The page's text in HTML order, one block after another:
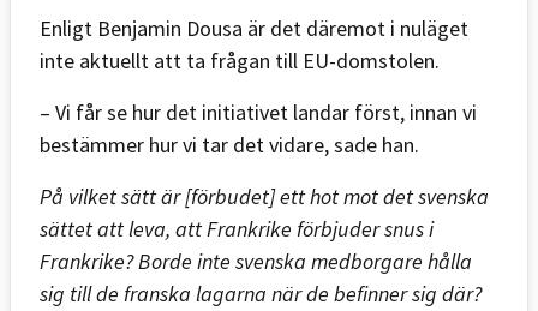
Enligt Benjamin Dousa är det däremot i nuläget
inte aktuellt att ta frågan till EU-domstolen.
– Vi får se hur det initiativet landar först, innan vi
bestämmer hur vi tar det vidare, sade han.
På vilket sätt är [förbudet] ett hot mot det svenska
sättet att leva, att Frankrike förbjuder snus i
Frankrike? Borde inte svenska medborgare hålla
sig till de franska lagarna när de befinner sig där?